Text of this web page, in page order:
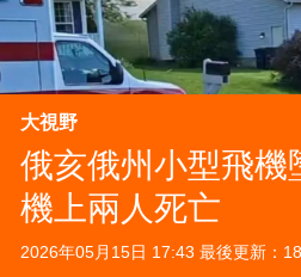
大視野
俄亥俄州小型飛機
機上兩人死亡
2026年05月15日 17:43 最後更新：